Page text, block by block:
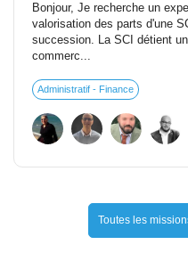
Bonjour, Je recherche un
valorisation des parts d'une
succession. La SCI détient
commerc...
Administratif - Finance
Toutes les